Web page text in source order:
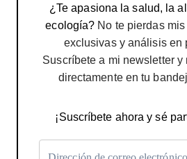
¿Te apasiona la salud, la
ecología? No te pierdas
exclusivas y análisis en
Suscríbete a mi newsletter
directamente en tu
¡Suscríbete ahora y sé